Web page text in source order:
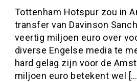
Tottenham Hotspur zou in
transfer van Davinson
veertig miljoen euro over
diverse Engelse media te
hard gelag zijn voor de
miljoen euro betekent wel